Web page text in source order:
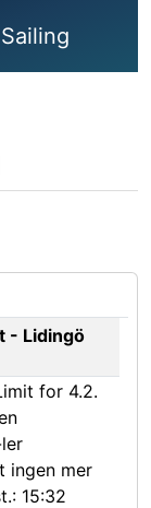
- Lidingö
for 4.2.
ingen mer
15:32